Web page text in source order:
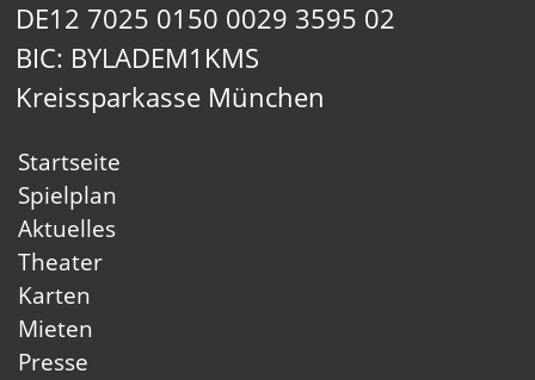
DE12 7025 0150 0029 3595 02
BIC: BYLADEM1KMS
Kreissparkasse München
Startseite
Spielplan
Aktuelles
Theater
Karten
Mieten
Presse